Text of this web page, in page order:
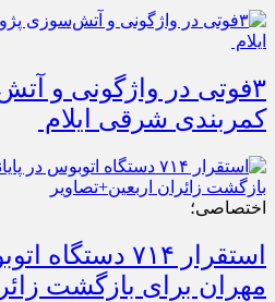
کمربندی شرقی ایلام
اختصاصی؛
استقرار ۷۱۴
مهران برای بازگشت